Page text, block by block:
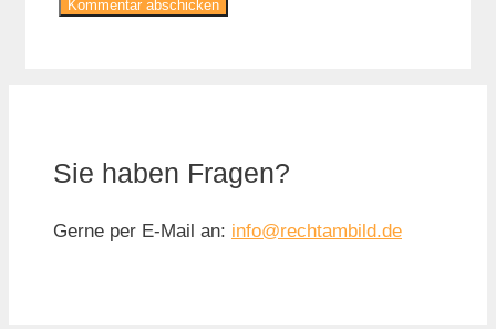
Sie haben Fragen?
Gerne per E-Mail an: info@rechtambild.de